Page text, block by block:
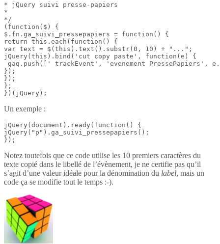
* jQuery suivi presse-papiers
*
*/
(function($) {
$.fn.ga_suivi_pressepapiers = function() {
return this.each(function() {
var text = $(this).text().substr(0, 10) + "...";
jQuery(this).bind('cut copy paste', function(e) {
_gaq.push(['_trackEvent', 'evenement_PressePapiers',
});
});
};
})(jQuery);
Un exemple :
jQuery(document).ready(function() {
jQuery("p").ga_suivi_pressepapiers();
});
Notez toutefois que ce code utilise les 10 premiers caractères du
texte copié dans le libellé de l’évènement, je ne certifie pas qu’il
s’agit d’une valeur idéale pour la dénomination du label, mais un
code ça se modifie tout le temps :-).